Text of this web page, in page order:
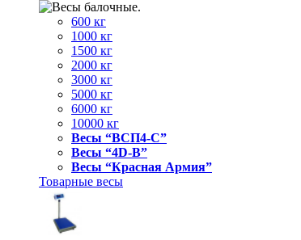
600 кг
1000 кг
1500 кг
2000 кг
3000 кг
5000 кг
6000 кг
10000 кг
Весы “ВСП4-С”
Весы “4D-В”
Весы “Красная Армия”
Товарные весы